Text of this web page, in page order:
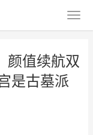
颜值续航双
是古墓派